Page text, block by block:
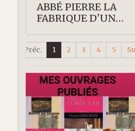
ABBÉ PIERRE LA
FABRIQUE D'UN
Préc. 1 2 3 4 5